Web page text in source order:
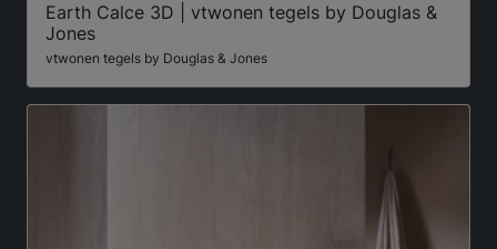
Earth Calce 3D | vtwonen tegels by Douglas &
Jones
vtwonen tegels by Douglas & Jones